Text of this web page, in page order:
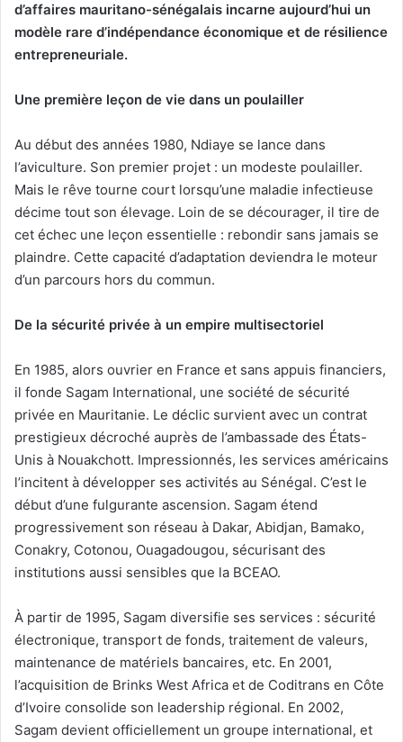
d’affaires mauritano-sénégalais incarne aujourd’hui un
modèle rare d’indépendance économique et de résilience
entrepreneuriale.
Une première leçon de vie dans un poulailler
Au début des années 1980, Ndiaye se lance dans
l’aviculture. Son premier projet : un modeste poulailler.
Mais le rêve tourne court lorsqu’une maladie infectieuse
décime tout son élevage. Loin de se décourager, il tire de
cet échec une leçon essentielle : rebondir sans jamais se
plaindre. Cette capacité d’adaptation deviendra le moteur
d’un parcours hors du commun.
De la sécurité privée à un empire multisectoriel
En 1985, alors ouvrier en France et sans appuis financiers,
il fonde Sagam International, une société de sécurité
privée en Mauritanie. Le déclic survient avec un contrat
prestigieux décroché auprès de l’ambassade des États-
Unis à Nouakchott. Impressionnés, les services américains
l’incitent à développer ses activités au Sénégal. C’est le
début d’une fulgurante ascension. Sagam étend
progressivement son réseau à Dakar, Abidjan, Bamako,
Conakry, Cotonou, Ouagadougou, sécurisant des
institutions aussi sensibles que la BCEAO.
À partir de 1995, Sagam diversifie ses services : sécurité
électronique, transport de fonds, traitement de valeurs,
maintenance de matériels bancaires, etc. En 2001,
l’acquisition de Brinks West Africa et de Coditrans en Côte
d’Ivoire consolide son leadership régional. En 2002,
Sagam devient officiellement un groupe international, et